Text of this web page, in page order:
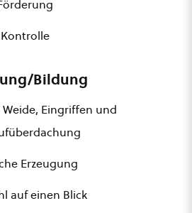
Kontrolle
Bildung
Eingriffen und
Erzeugung
auf einen Blick